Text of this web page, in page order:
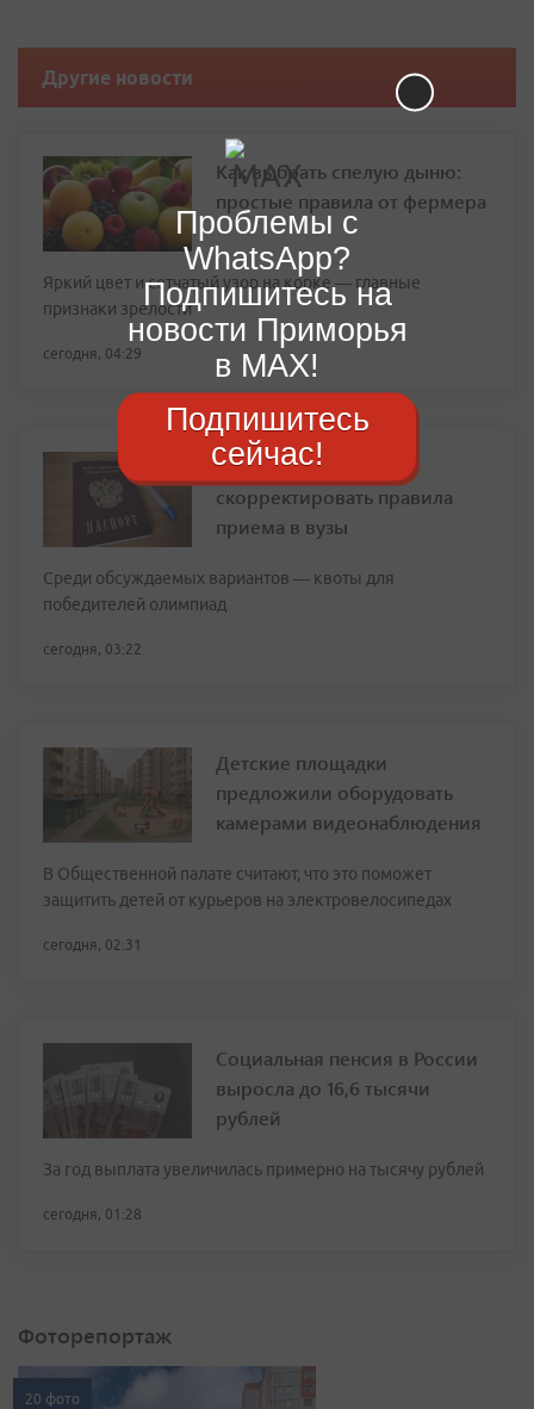
Другие новости
Как выбрать спелую дыню:
простые правила от фермера
Яркий цвет и сетчатый узор на корке — главные
признаки зрелости
сегодня, 04:29
В Минобрнауки могут
скорректировать правила
приема в вузы
Среди обсуждаемых вариантов — квоты для
победителей олимпиад
сегодня, 03:22
Детские площадки
предложили оборудовать
камерами видеонаблюдения
В Общественной палате считают, что это поможет
защитить детей от курьеров на электровелосипедах
сегодня, 02:31
Социальная пенсия в России
выросла до 16,6 тысячи
рублей
За год выплата увеличилась примерно на тысячу рублей
сегодня, 01:28
Фоторепортаж
20 фото
Проблемы с
WhatsApp?
Подпишитесь на
новости Приморья
в MAX!
Подпишитесь
сейчас!